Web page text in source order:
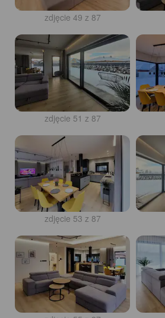
zdjęcie 49 z 87
zdjęcie 51 z 87
zdjęcie 53 z 87